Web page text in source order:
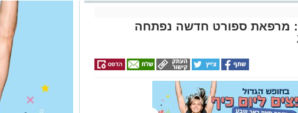
מרפאת ספורט חדשה נפתחה